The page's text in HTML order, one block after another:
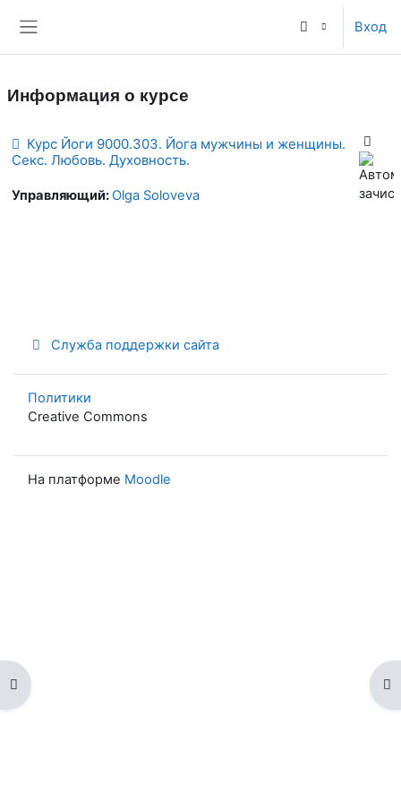
Вход
Открыть оглавление курса
Информация о курсе
Курс Йоги 9000.303. Йога мужчины и женщины.
Секс. Любовь. Духовность.
Управляющий:Olga Soloveva
Служба поддержки сайта
Политики
Creative Commons
На платформе Moodle